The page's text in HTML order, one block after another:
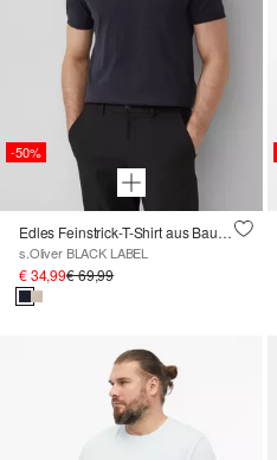
-50%
Edles Feinstrick-T-Shirt aus Baumwolle-Seide-Mix
s.Oliver BLACK LABEL
€ 34,99€ 69,99